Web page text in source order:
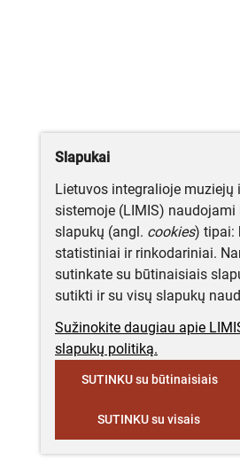
Slapukai
Lietuvos integralioje muziejų
sistemoje (LIMIS)
slapukų (angl. cookies) tipai:
statistiniai ir rinkodariniai.
sutinkate su būtinaisiais
sutikti ir su visų slapukų
Sužinokite daugiau apie
slapukų politiką.
SUTINKU su būtinaisiais
SUTINKU su visais